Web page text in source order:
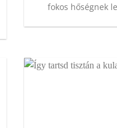
fokos hőségnek